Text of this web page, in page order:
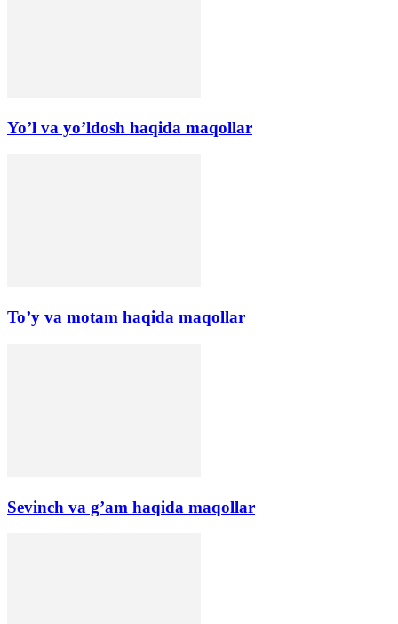
Yo’l va yo’ldosh haqida maqollar
To’y va motam haqida maqollar
Sevinch va g’am haqida maqollar